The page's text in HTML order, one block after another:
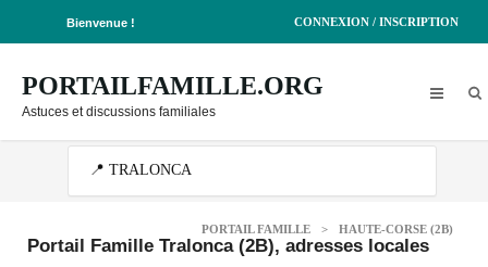
Bienvenue ! CONNEXION / INSCRIPTION
PORTAILFAMILLE.ORG
Astuces et discussions familiales
PORTAIL FAMILLE > HAUTE-CORSE (2B)
Portail Famille Tralonca (2B), adresses locales